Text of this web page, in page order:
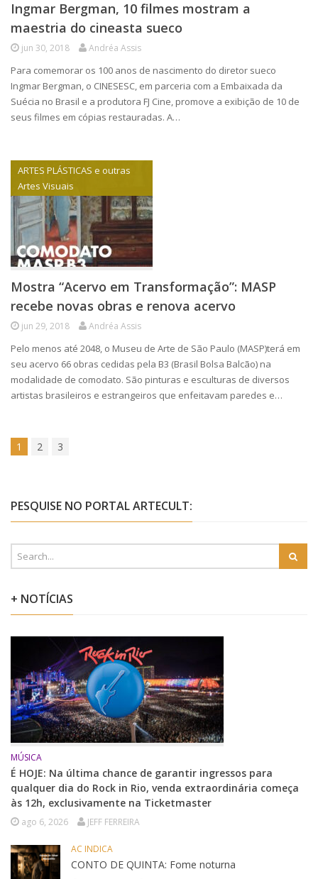
Ingmar Bergman, 10 filmes mostram a
maestria do cineasta sueco
jun 30, 2018 Andréa Assis
Para comemorar os 100 anos de nascimento do diretor sueco
Ingmar Bergman, o CINESESC, em parceria com a Embaixada da
Suécia no Brasil e a produtora FJ Cine, promove a exibição de 10 de
seus filmes em cópias restauradas. A…
ARTES PLÁSTICAS e outras
Artes Visuais
Mostra “Acervo em Transformação”: MASP
recebe novas obras e renova acervo
jun 29, 2018 Andréa Assis
Pelo menos até 2048, o Museu de Arte de São Paulo (MASP)terá em
seu acervo 66 obras cedidas pela B3 (Brasil Bolsa Balcão) na
modalidade de comodato. São pinturas e esculturas de diversos
artistas brasileiros e estrangeiros que enfeitavam paredes e…
1 2 3
PESQUISE NO PORTAL ARTECULT:
+ NOTÍCIAS
MÚSICA
É HOJE: Na última chance de garantir ingressos para
qualquer dia do Rock in Rio, venda extraordinária começa
às 12h, exclusivamente na Ticketmaster
ago 6, 2026 JEFF FERREIRA
AC INDICA
CONTO DE QUINTA: Fome noturna